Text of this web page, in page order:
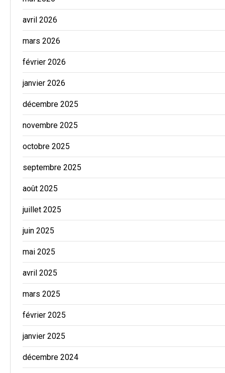
avril 2026
mars 2026
février 2026
janvier 2026
décembre 2025
novembre 2025
octobre 2025
septembre 2025
août 2025
juillet 2025
juin 2025
mai 2025
avril 2025
mars 2025
février 2025
janvier 2025
décembre 2024